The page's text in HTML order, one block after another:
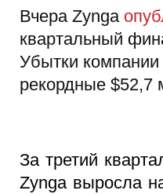
Вчера Zynga
квартальный
Убытки компании
рекордные $52,7
За третий
Zynga выросла